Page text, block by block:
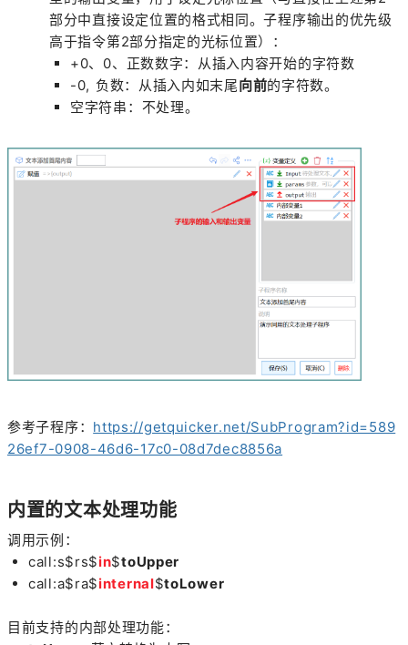
部分中直接设定位置的格式相同。子程序输出的优先级
高于指令第2部分指定的光标位置）：
+0、0、正数数字：从插入内容开始的字符数
-0, 负数：从插入内如末尾向前的字符数。
空字符串：不处理。
参考子程序： https://getquicker.net/SubProgram?id=589
26ef7-0908-46d6-17c0-08d7dec8856a
内置的文本处理功能
调用示例：
call:s$rs$in$toUpper
call:a$ra$internal$toLower
目前支持的内部处理功能：